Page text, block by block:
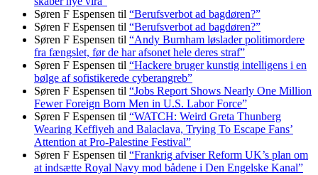
Søren F Espensen til “Berufsverbot ad bagdøren?”
Søren F Espensen til “Berufsverbot ad bagdøren?”
Søren F Espensen til “Andy Burnham løslader politi­mordere
fra fængslet, før de har afsonet hele deres straf”
Søren F Espensen til “Hackere bruger kunstig intelligens i en
bølge af sofistikerede cyberangreb”
Søren F Espensen til “Jobs Report Shows Nearly One Million
Fewer Foreign Born Men in U.S. Labor Force”
Søren F Espensen til “WATCH: Weird Greta Thunberg
Wearing Keffiyeh and Balaclava, Trying To Escape Fans’
Attention at Pro-Palestine Festival”
Søren F Espensen til “Frankrig afviser Reform UK’s plan om
at indsætte Royal Navy mod bådene i Den Engelske Kanal”